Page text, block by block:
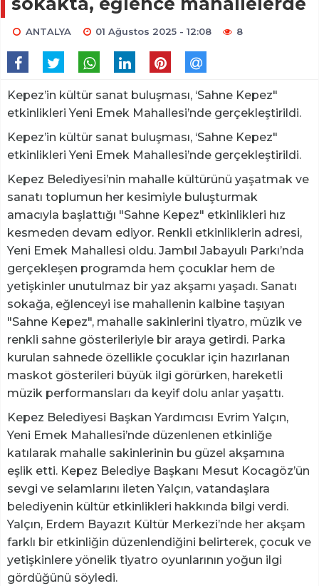
ANTALYA 01 Ağustos 2025 - 12:08 8
Kepez’in kültür sanat buluşması, ‘Sahne Kepez"
etkinlikleri Yeni Emek Mahallesi’nde gerçekleştirildi.
Kepez’in kültür sanat buluşması, ‘Sahne Kepez"
etkinlikleri Yeni Emek Mahallesi’nde gerçekleştirildi.
Kepez Belediyesi’nin mahalle kültürünü yaşatmak ve
sanatı toplumun her kesimiyle buluşturmak
amacıyla başlattığı "Sahne Kepez" etkinlikleri hız
kesmeden devam ediyor. Renkli etkinliklerin adresi,
Yeni Emek Mahallesi oldu. Jambıl Jabayulı Parkı’nda
gerçekleşen programda hem çocuklar hem de
yetişkinler unutulmaz bir yaz akşamı yaşadı. Sanatı
sokağa, eğlenceyi ise mahallenin kalbine taşıyan
"Sahne Kepez", mahalle sakinlerini tiyatro, müzik ve
renkli sahne gösterileriyle bir araya getirdi. Parka
kurulan sahnede özellikle çocuklar için hazırlanan
maskot gösterileri büyük ilgi görürken, hareketli
müzik performansları da keyif dolu anlar yaşattı.
Kepez Belediyesi Başkan Yardımcısı Evrim Yalçın,
Yeni Emek Mahallesi’nde düzenlenen etkinliğe
katılarak mahalle sakinlerinin bu güzel akşamına
eşlik etti. Kepez Belediye Başkanı Mesut Kocagöz’ün
sevgi ve selamlarını ileten Yalçın, vatandaşlara
belediyenin kültür etkinlikleri hakkında bilgi verdi.
Yalçın, Erdem Bayazıt Kültür Merkezi’nde her akşam
farklı bir etkinliğin düzenlendiğini belirterek, çocuk ve
yetişkinlere yönelik tiyatro oyunlarının yoğun ilgi
gördüğünü söyledi.